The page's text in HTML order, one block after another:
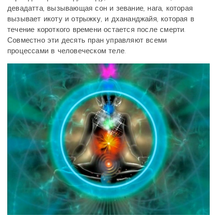
девадатта, вызывающая сон и зевание, нага, которая
вызывает икоту и отрыжку, и дхананджайя, которая в
течение короткого времени остается после смерти.
Совместно эти десять пран управляют всеми
процессами в человеческом теле.